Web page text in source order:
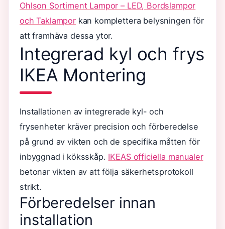
Ohlson Sortiment Lampor – LED, Bordslampor
och Taklamporkan komplettera belysningen för
att framhäva dessa ytor.
Integrerad kyl och frys
IKEA Montering
Installationen av integrerade kyl- och
frysenheter kräver precision och förberedelse
på grund av vikten och de specifika måtten för
inbyggnad i köksskåp. IKEAS officiella manualer
betonar vikten av att följa säkerhetsprotokoll
strikt.
Förberedelser innan
installation